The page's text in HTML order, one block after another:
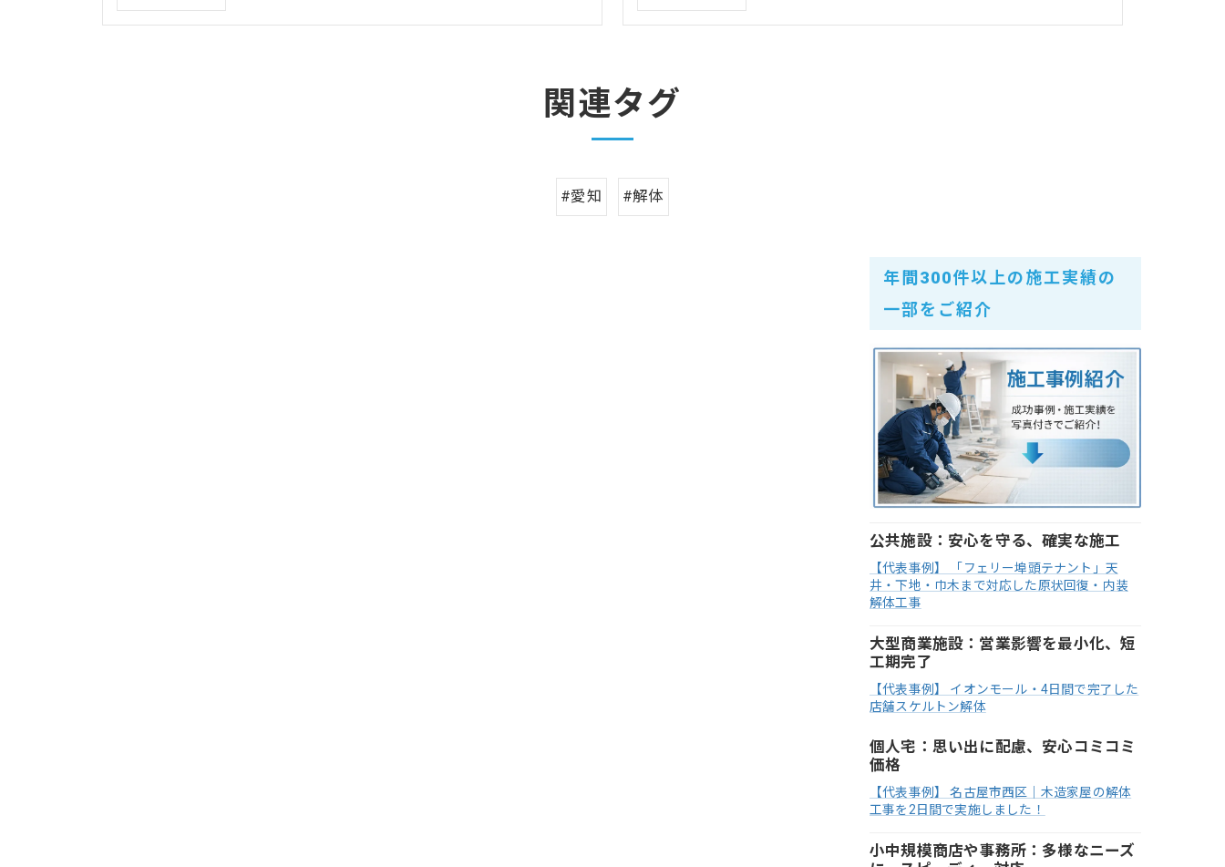
関連タグ
#愛知 #解体
年間300件以上の施工実績の
一部をご紹介
公共施設：安心を守る、確実な施工
【代表事例】 「フェリー埠頭テナント」天
井・下地・巾木まで対応した原状回復・内装
解体工事
大型商業施設：営業影響を最小化、短
工期完了
【代表事例】 イオンモール・4日間で完了した
店舗スケルトン解体
個人宅：思い出に配慮、安心コミコミ
価格
【代表事例】 名古屋市西区｜木造家屋の解体
工事を2日間で実施しました！
小中規模商店や事務所：多様なニーズ